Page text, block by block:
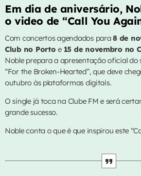
EVENTOS
VIDEOS
EQUIPA
PUBLICIDADE
CONTACTOS
Em dia de aniversário,
o video de “Call You
Com concertos agendados para8 de
Club no Portoe 15 de novembro no
Noble prepara a apresentação oficial do
“For the Broken-Hearted”, que deve
outubro às plataformas digitais.
O single já toca na Clube FM e será
grande sucesso.
Noble conta o que é que inspirou este